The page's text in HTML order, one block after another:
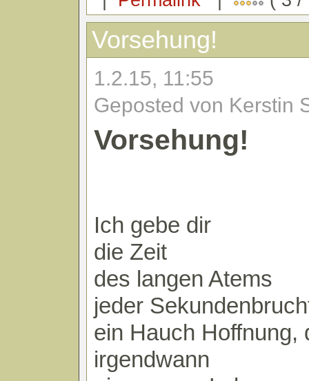
Vorsehung!
1.2.15, 11:55
Geposted von Kerstin
Vorsehung!
Ich gebe dir
die Zeit
des langen Atems
jeder
ein Hauch Hoffnung,
irgendwann